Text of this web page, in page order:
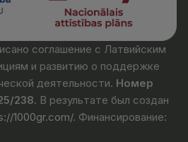
соглашение с Латвийским
и развитию о поддержке
деятельности. Номер
238. В результате был создан
1000gr.com/. Финансирование: